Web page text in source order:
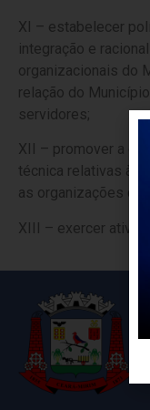
XI – estabelecer
integração e
organizacionais do
relação do
servidores;
XII – promover a
técnica relativas às
as organizações da
XIII – exercer